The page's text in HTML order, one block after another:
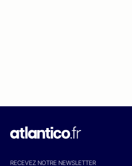
RECEVEZ NOTRE NEWSLETTER